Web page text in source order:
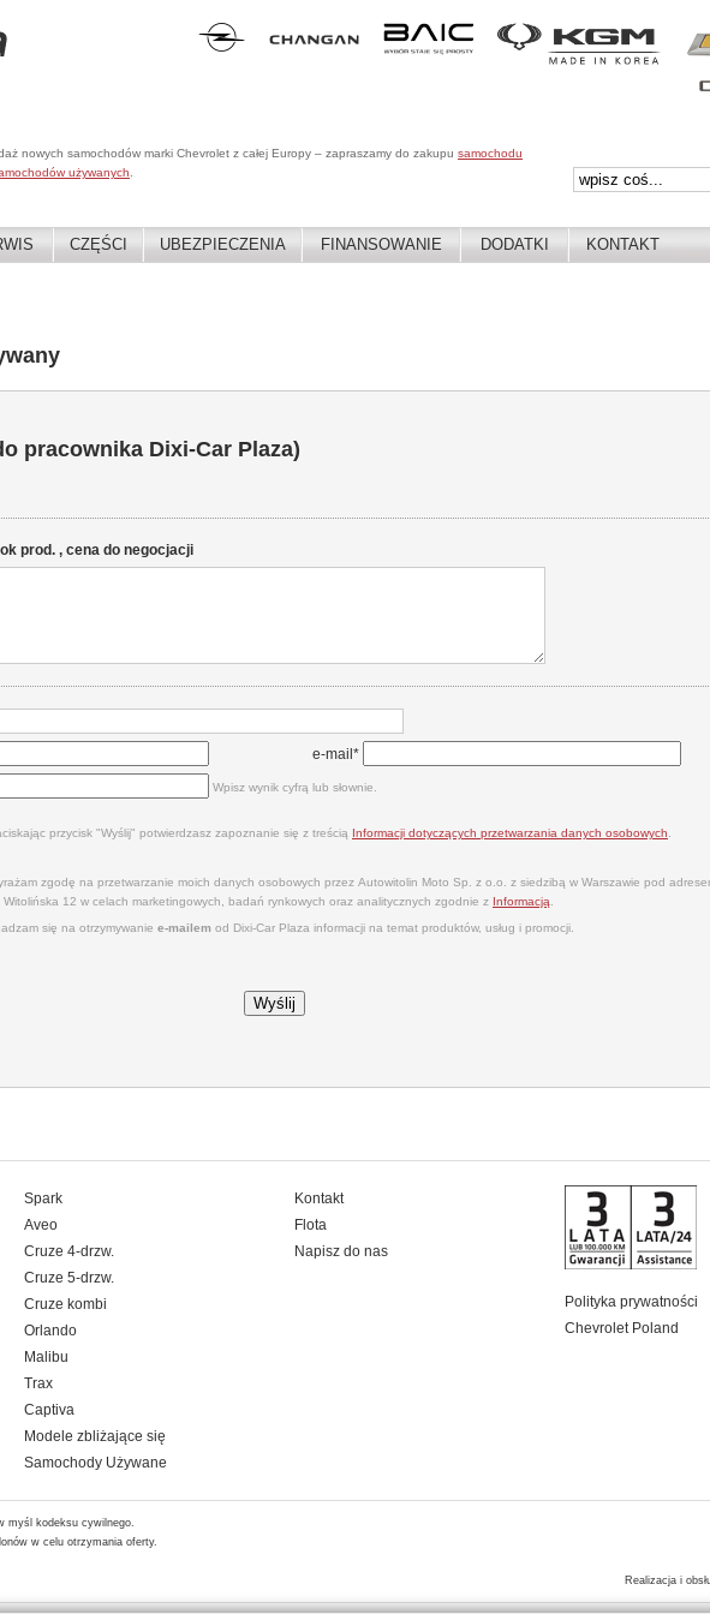
nowych samochodów marki Chevrolet z całej Europy – zapraszamy do zakupu samochodu
używanych
CZĘŚCI UBEZPIECZENIA FINANSOWANIE DODATKI KONTAKT
pracownika Dixi-Car Plaza)
prod. , cena do negocjacji
e-mail*
Wpisz wynik cyfrą lub słownie.
przycisk "Wyślij" potwierdzasz zapoznanie się z treścią Informacji dotyczących przetwarzania danych osobowych
zgodę na przetwarzanie moich danych osobowych przez Autowitolin Moto Sp. z o.o. z siedzibą w Warszawie pod
Witolińska 12 w celach marketingowych, badań rynkowych oraz analitycznych zgodnie z Informacją
się na otrzymywanie e‑mailem od Dixi‑Car Plaza informacji na temat produktów, usług i promocji.
Spark
Aveo
Cruze 4-drzw.
Cruze 5-drzw.
Cruze kombi
Orlando
Malibu
Trax
Captiva
Modele zbliżające się
Samochody Używane
Kontakt
Flota
Napisz do nas
Polityka prywatności
Chevrolet Poland
myśl kodeksu cywilnego.
w celu otrzymania oferty.
Realizacja i